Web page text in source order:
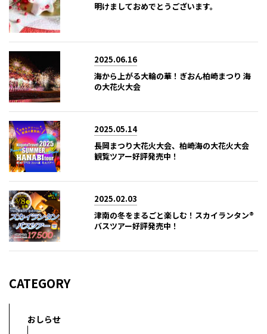
明けましておめでとうございます。
2025.06.16
海から上がる大輪の華！ぎおん柏崎まつり 海
の大花火大会
2025.05.14
長岡まつり大花火大会、柏崎海の大花火大会
観覧ツアー好評発売中！
2025.02.03
津南の冬をまるごと楽しむ！スカイランタン®
バスツアー好評発売中！
CATEGORY
おしらせ